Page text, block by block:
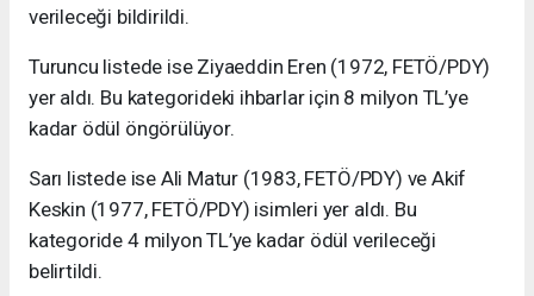
verileceği bildirildi.
Turuncu listede ise Ziyaeddin Eren (1972, FETÖ/PDY)
yer aldı. Bu kategorideki ihbarlar için 8 milyon TL’ye
kadar ödül öngörülüyor.
Sarı listede ise Ali Matur (1983, FETÖ/PDY) ve Akif
Keskin (1977, FETÖ/PDY) isimleri yer aldı. Bu
kategoride 4 milyon TL’ye kadar ödül verileceği
belirtildi.